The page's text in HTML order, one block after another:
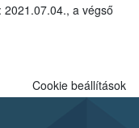
a végső
Cookie beállítások